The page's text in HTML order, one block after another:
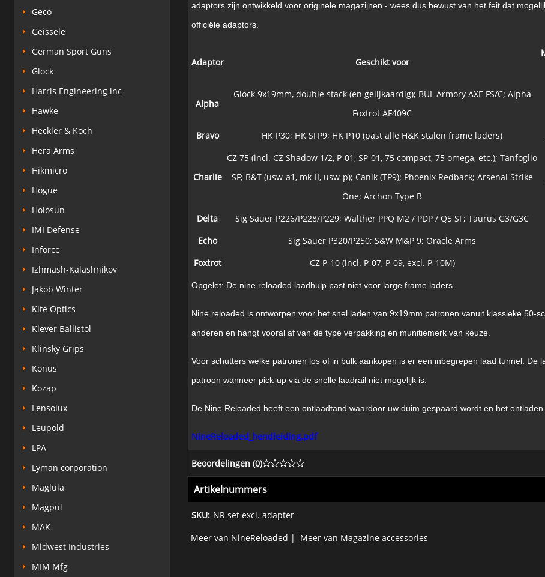
Geco
Geissele
German Sport Guns
Glock
Harris Engineering inc
Hawke
Heckler & Koch
Hera Arms
Hikmicro
Hogue
Holosun
IMI Defense
Inforce
Izhmash-Kalashnikov
Jakob Winter
Kite Optics
Klever Ballistol
Klinsky Grips
Konus
Kozap
Lensolux
Leupold
LPA
Lyman corporation
Maglula
Magpul
MAK
Midwest Industries
MIM Mfg
adaptors zijn ontwikkeld voor originele magazijnen - wees dus bewust van het feit dat
officiële adaptors.
Adaptor Geschikt voor
Alpha
Glock 9x19mm, double stack (en gelijkaardig); BUL Armory AXE FS/C; Alpha
Foxtrot AF409C
Bravo HK P30; HK SFP9; HK P10 (past alle H&K stalen frame laders)
Charlie
CZ 75 (incl. CZ Shadow 1/2, P-01, SP-01, 75 compact, 75 omega, etc.); Tanfoglio
SF; B&T (usw-a1, mk-II, usw-p); Canik (TP9); Phoenix Redback; Arsenal Strike
One; Archon Type B
Delta Sig Sauer P226/P228/P229; Walther PPQ M2 / PDP / Q5 SF; Taurus G3/G3C
Echo
Sig Sauer P320/P250; S&W M&P 9; Oracle Arms
Foxtrot
CZ P-10 (incl. P-07, P-09, excl. P-10M)
Opgelet: De nine reloaded laadhulp past niet voor large frame laders.
Nine reloaded is ontworpen voor het snel laden van 9x19mm patronen vanuit klassieke 50-
anderen en hangt vooral af van de type verpakking en munitiemerk van keuze.
Voor schutters welke patronen los of in bulk aankopen is er een inbegrepen laad tunnel.
patroon wanneer pick-up via de snelle laadrail niet mogelijk is.
De Nine Reloaded heeft een ontlaadtand waardoor uw duim gespaard wordt en het
NineReloaded_hendleiding.pdf
Beoordelingen (0)
Artikelnummers
SKU: NR set excl. adapter
Meer van NineReloaded | Meer van Magazine accessories